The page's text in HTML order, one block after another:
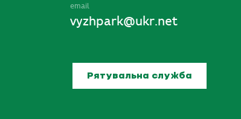
email
vyzhpark@ukr.net
Рятувальна служба